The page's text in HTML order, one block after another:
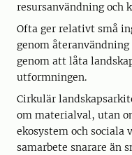
resursanvändning och
Ofta ger relativt små
genom
genom att låta
utformningen.
Cirkulär
om materialval, utan
ekosystem och sociala
samarbete snarare än